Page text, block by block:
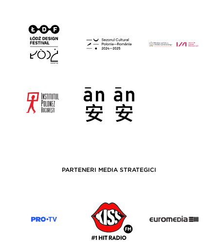
PARTENERI MEDIA STRATEGICI